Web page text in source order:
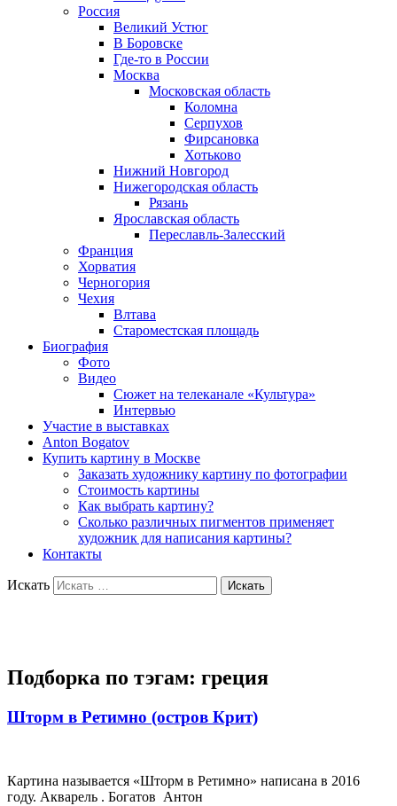
Россия
Великий Устюг
В Боровске
Где-то в России
Москва
Московская область
Коломна
Серпухов
Фирсановка
Хотьково
Нижний Новгород
Нижегородская область
Рязань
Ярославская область
Переславль-Залесский
Франция
Хорватия
Черногория
Чехия
Влтава
Староместская площадь
Биография
Фото
Видео
Сюжет на телеканале «Культура»
Интервью
Участие в выставках
Anton Bogatov
Купить картину в Москве
Заказать художнику картину по фотографии
Стоимость картины
Как выбрать картину?
Сколько различных пигментов применяет
художник для написания картины?
Контакты
Искать
Подборка по тэгам: греция
Шторм в Ретимно (остров Крит)
Картина называется «Шторм в Ретимно» написана в 2016
году. Акварель . Богатов Антон